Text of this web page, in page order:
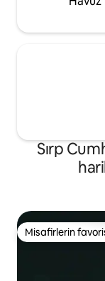
Sırp
Misafirlerin
Misafirlerin